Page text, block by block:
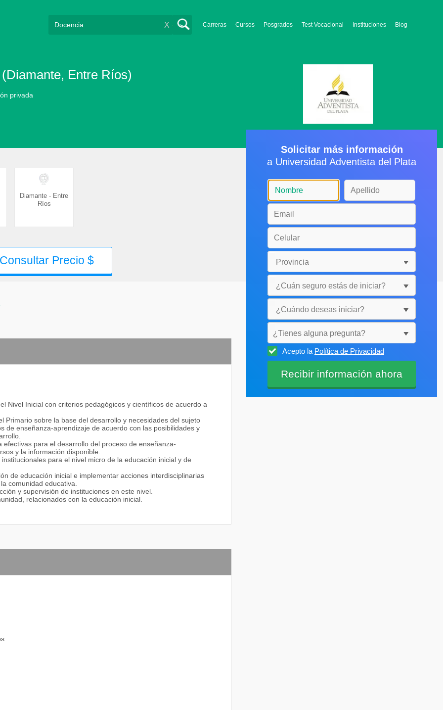
Carreras Cursos Posgrados Test Vocacional Instituciones Blog
X
Entre Ríos)
privada
Diamante - Entre
Ríos
Consultar Precio $
Nivel Inicial con criterios pedagógicos y científicos de acuerdo a
Primario sobre la base del desarrollo y necesidades del sujeto
de enseñanza-aprendizaje de acuerdo con las posibilidades y
para el desarrollo del proceso de enseñanza-
y la información disponible.
para el nivel micro de la educación inicial y de
de educación inicial e implementar acciones interdisciplinarias
comunidad educativa.
y supervisión de instituciones en este nivel.
relacionados con la educación inicial.
Solicitar más información
a Universidad Adventista del Plata
¿Tienes alguna pregunta?
Selecciónala
Acepto la Política de Privacidad